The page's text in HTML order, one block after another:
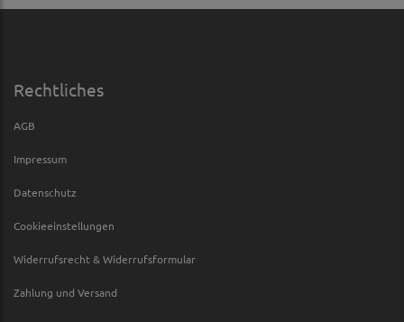
Rechtliches
AGB
Impressum
Datenschutz
Cookieeinstellungen
Widerrufsrecht & Widerrufsformular
Zahlung und Versand